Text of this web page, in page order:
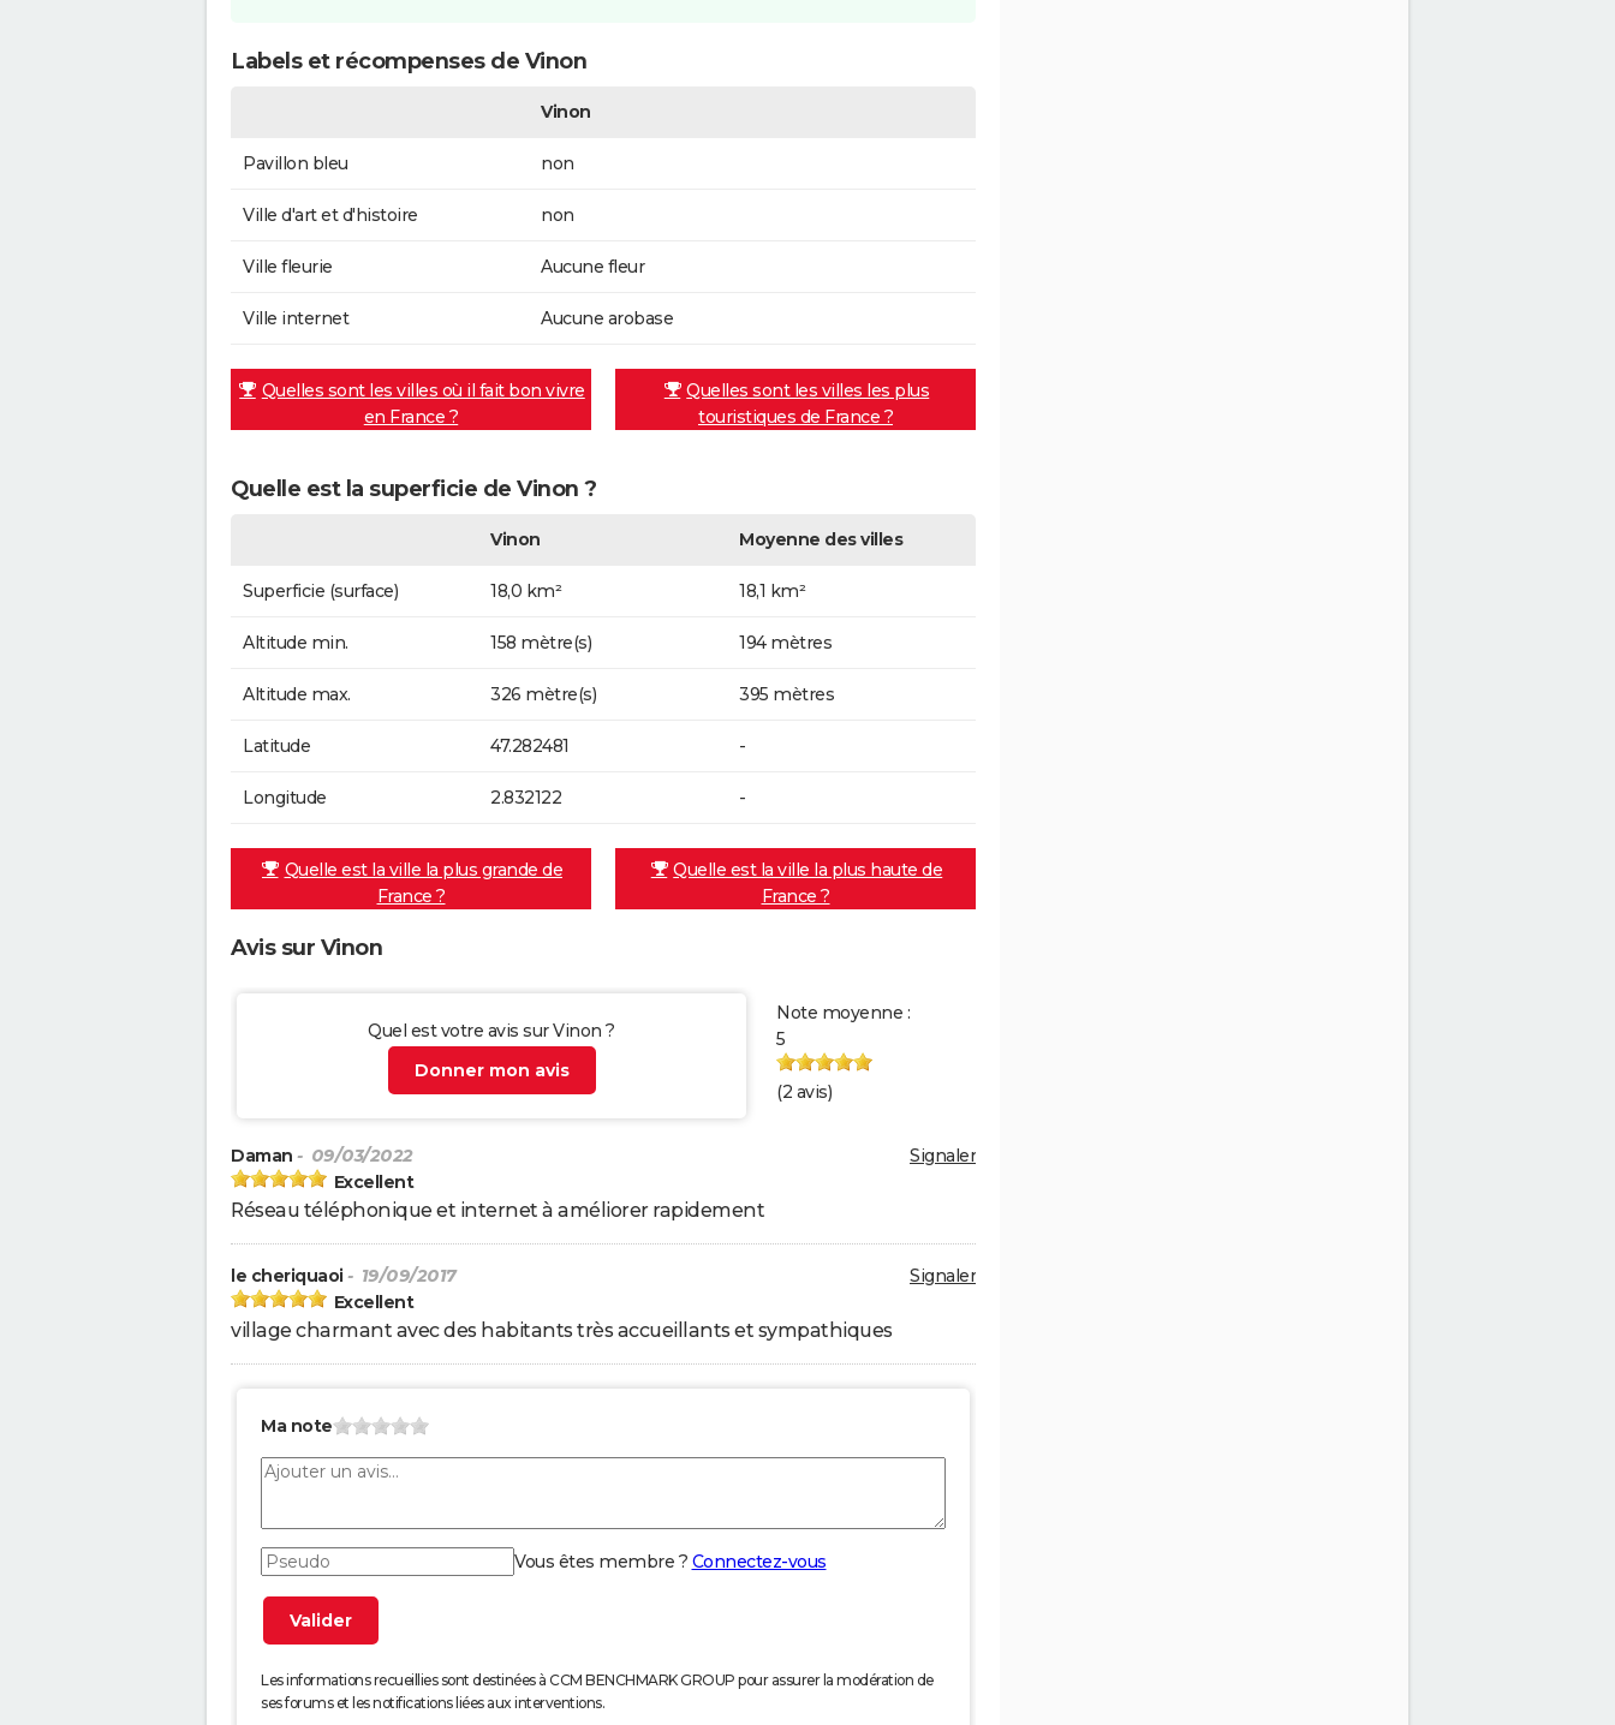
Labels et récompenses de Vinon
Vinon
Pavillon bleu non
Ville d'art et d'histoire non
Ville fleurie Aucune fleur
Ville internet Aucune arobase
Quelles sont les villes où il fait bon vivre
en France ?
Quelles sont les villes les plus
touristiques de France ?
Quelle est la superficie de Vinon ?
Vinon Moyenne des villes
Superficie (surface) 18,0 km² 18,1 km²
Altitude min. 158 mètre(s) 194 mètres
Altitude max. 326 mètre(s) 395 mètres
Latitude 47.282481 -
Longitude 2.832122 -
Quelle est la ville la plus grande de
France ?
Quelle est la ville la plus haute de
France ?
Avis sur Vinon
Quel est votre avis sur Vinon ?
Donner mon avis
Note moyenne :
5
(2 avis)
Signaler
Daman - 09/03/2022
Excellent
Réseau téléphonique et internet à améliorer rapidement
Signaler
le cheriquaoi - 19/09/2017
Excellent
village charmant avec des habitants très accueillants et sympathiques
Ma note
Vous êtes membre ? Connectez-vous
Les informations recueillies sont destinées à CCM BENCHMARK GROUP pour assurer la modération de
ses forums et les notifications liées aux interventions.